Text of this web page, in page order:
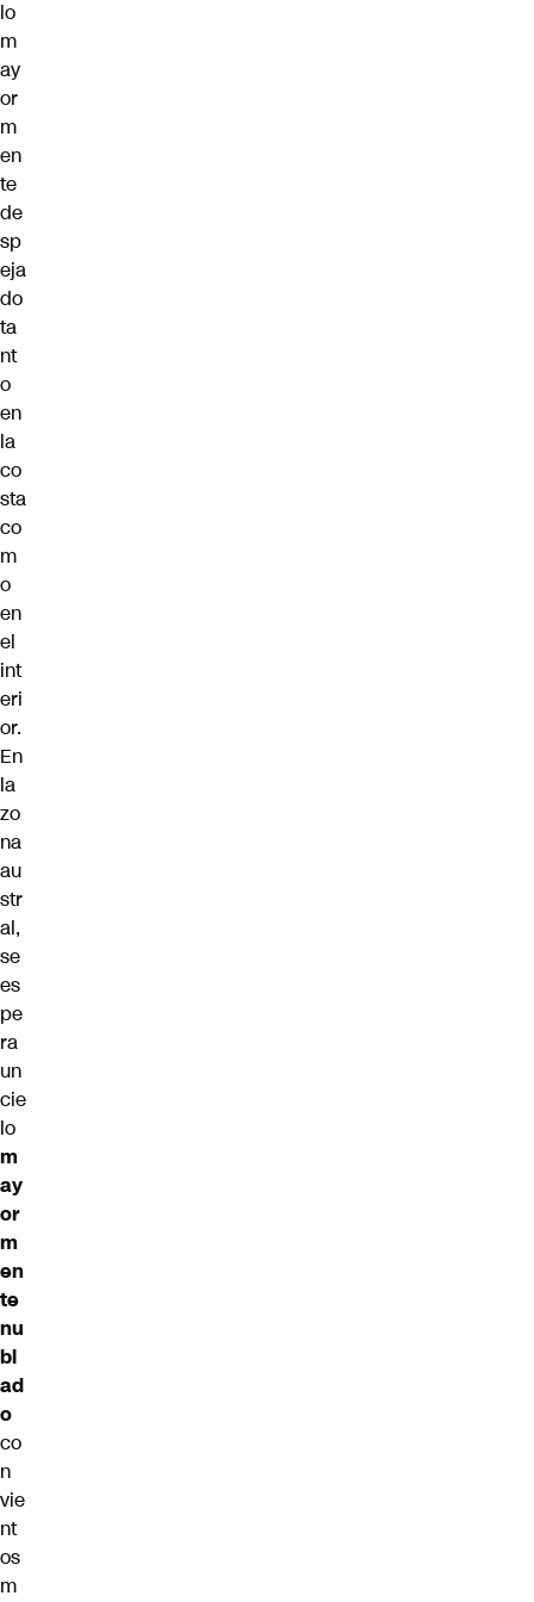
lo
m
ay
or
m
en
te
de
sp
eja
do
ta
nt
o
en
la
co
sta
co
m
o
en
el
int
eri
or.
En
la
zo
na
au
str
al,
se
es
pe
ra
un
cie
lo
m
ay
or
m
en
te
nu
bl
ad
o
co
n
vie
nt
os
m